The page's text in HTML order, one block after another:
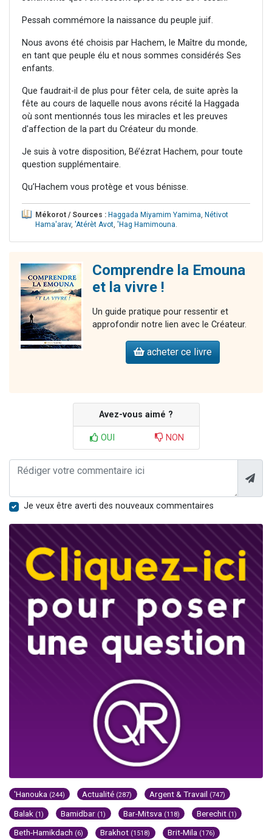
Pessah commémore la naissance du peuple juif.
Nous avons été choisis par Hachem, le Maître du monde,
en tant que peuple élu et nous sommes considérés Ses
enfants.
Que faudrait-il de plus pour fêter cela, de suite après la
fête au cours de laquelle nous avons récité la Haggada
où sont mentionnés tous les miracles et les preuves
d'affection de la part du Créateur du monde.
Je suis à votre disposition, Bé’ézrat Hachem, pour toute
question supplémentaire.
Qu’Hachem vous protège et vous bénisse.
Mékorot / Sources : Haggada Miyamim Yamima, Nétivot
Hama'arav, 'Atérèt Avot, 'Hag Hamimouna.
Comprendre la Emouna
et la vivre !
Un guide pratique pour ressentir et
approfondir notre lien avec le Créateur.
acheter ce livre
Avez-vous aimé ?
OUI NON
Je veux être averti des nouveaux commentaires
'Hanouka (244) Actualité (287) Argent & Travail (747)
Balak (1) Bamidbar (1) Bar-Mitsva (118) Berechit (1)
Beth-Hamikdach (6) Brakhot (1518) Brit-Mila (176)